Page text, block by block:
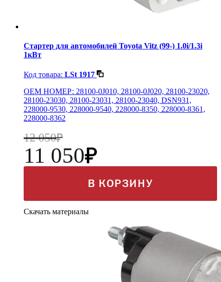
Стартер для автомобилей Toyota Vitz (99-) 1.0i/1.3i
1кВт
Код товара: LSt 1917
OEM НОМЕР: 28100-0J010, 28100-0J020, 28100-23020,
28100-23030, 28100-23031, 28100-23040, DSN931,
228000-9530, 228000-9540, 228000-8350, 228000-8361,
228000-8362
12 050
11 050
В КОРЗИНУ
Скачать материалы